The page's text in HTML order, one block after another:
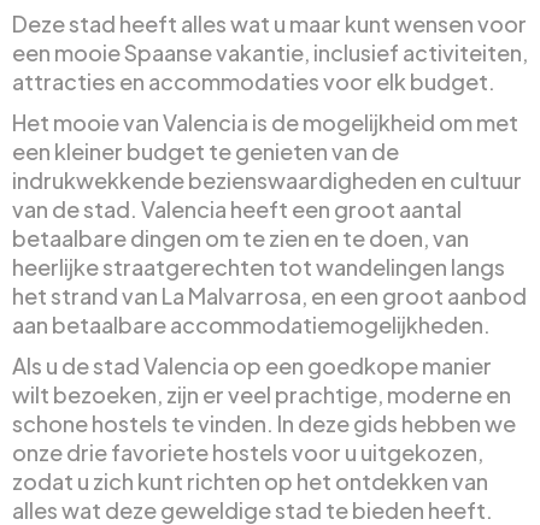
Deze stad heeft alles wat u maar kunt wensen voor
een mooie Spaanse vakantie, inclusief activiteiten,
attracties en accommodaties voor elk budget.
Het mooie van Valencia is de mogelijkheid om met
een kleiner budget te genieten van de
indrukwekkende bezienswaardigheden en cultuur
van de stad. Valencia heeft een groot aantal
betaalbare dingen om te zien en te doen, van
heerlijke straatgerechten tot wandelingen langs
het strand van La Malvarrosa, en een groot aanbod
aan betaalbare accommodatiemogelijkheden.
Als u de stad Valencia op een goedkope manier
wilt bezoeken, zijn er veel prachtige, moderne en
schone hostels te vinden. In deze gids hebben we
onze drie favoriete hostels voor u uitgekozen,
zodat u zich kunt richten op het ontdekken van
alles wat deze geweldige stad te bieden heeft.